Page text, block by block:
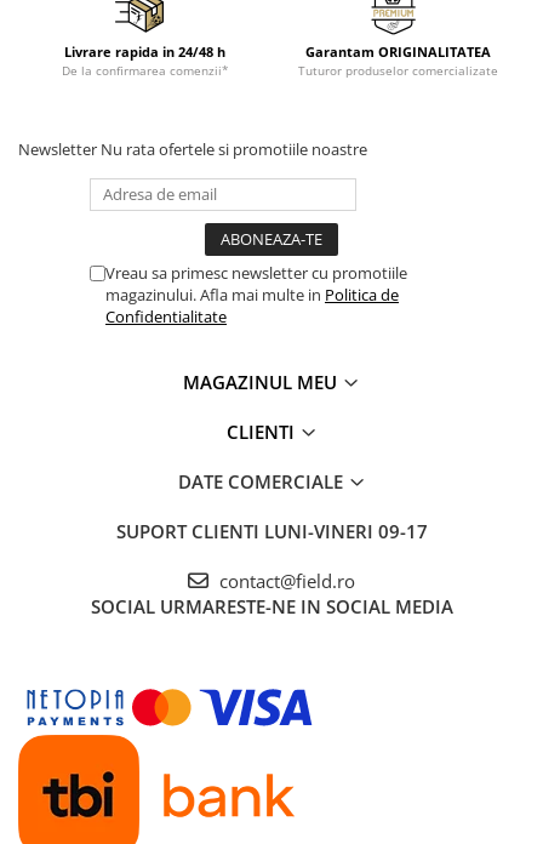
Livrare rapida in 24/48 h
De la confirmarea comenzii*
Garantam ORIGINALITATEA
Tuturor produselor comercializate
Newsletter Nu rata ofertele si promotiile noastre
Vreau sa primesc newsletter cu promotiile
magazinului. Afla mai multe in Politica de
Confidentialitate
MAGAZINUL MEU
CLIENTI
DATE COMERCIALE
SUPORT CLIENTI LUNI-VINERI 09-17
contact@field.ro
SOCIAL URMARESTE-NE IN SOCIAL MEDIA